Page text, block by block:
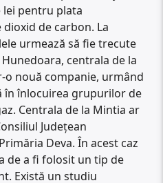
lei pentru plata
de carbon. La
urmează să fie trecute
centrala de la
nouă companie, urmând
în înlocuirea grupurilor de
Centrala de la Mintia ar
Județean
Deva. În acest caz
de a fi folosit un tip de
Există un studiu